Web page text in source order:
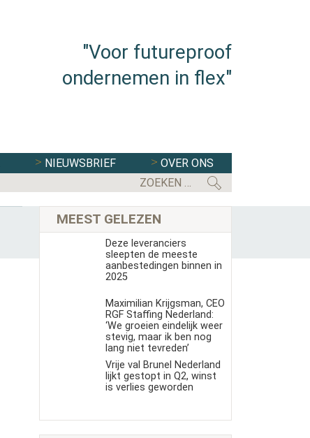
"Voor futureproof
ondernemen in flex"
NIEUWSBRIEF
OVER ONS
FLEXBRANCHE WACHT
MEEST GELEZEN
Deze leveranciers
sleepten de meeste
aanbestedingen binnen in
2025
Maximilian Krijgsman, CEO
RGF Staffing Nederland:
‘We groeien eindelijk weer
stevig, maar ik ben nog
lang niet tevreden’
Vrije val Brunel Nederland
lijkt gestopt in Q2, winst
is verlies geworden